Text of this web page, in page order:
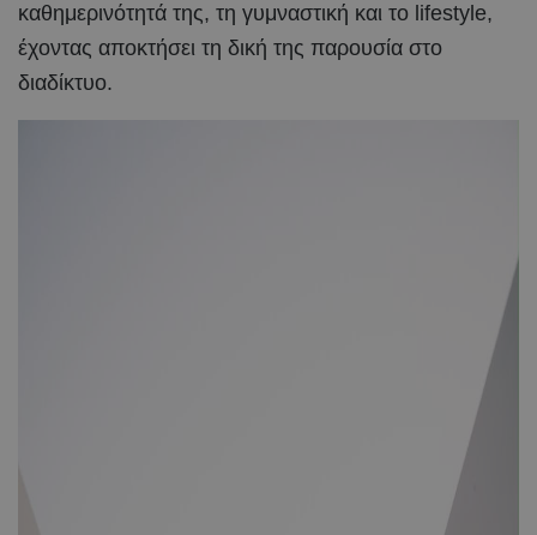
καθημερινότητά της, τη γυμναστική και το lifestyle,
έχοντας αποκτήσει τη δική της παρουσία στο
διαδίκτυο.